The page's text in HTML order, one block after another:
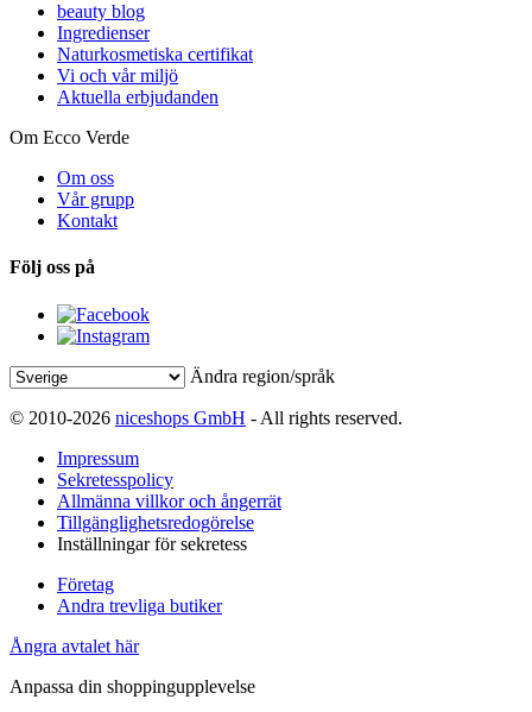
beauty blog
Ingredienser
Naturkosmetiska certifikat
Vi och vår miljö
Aktuella erbjudanden
Om Ecco Verde
Om oss
Vår grupp
Kontakt
Följ oss på
Ändra region/språk
© 2010-2026 niceshops GmbH - All rights reserved.
Impressum
Sekretesspolicy
Allmänna villkor och ångerrät
Tillgänglighetsredogörelse
Inställningar för sekretess
Företag
Andra trevliga butiker
Ångra avtalet här
Anpassa din shoppingupplevelse